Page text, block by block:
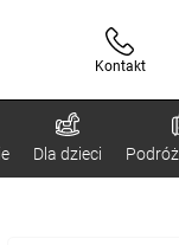
Kontakt
Dla dzieci